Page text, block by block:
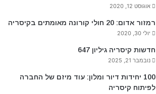
אוגוסט 12, 2020
רמזור אדום: 20 חולי קורונה מאומתים בקיסריה
יולי 30, 2020
חדשות קיסריה גיליון 647
נובמבר 21, 2025
100 יחידות דיור ומלון: עוד מיזם של החברה
לפיתוח קיסריה